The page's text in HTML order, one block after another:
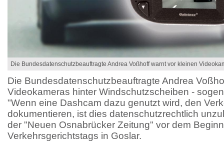
Die Bundesdatenschutzbeauftragte Andrea Voßhoff warnt vor kleinen
Die Bundesdatenschutzbeauftragte Andrea
Videokameras hinter Windschutzscheiben -
"Wenn eine Dashcam dazu genutzt wird, den
dokumentieren, ist dies datenschutzrechtlich
der "Neuen Osnabrücker Zeitung" vor dem
Verkehrsgerichtstags in Goslar.